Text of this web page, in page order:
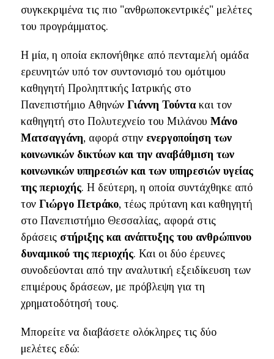
συγκεκριμένα τις πιο "ανθρωποκεντρικές" μελέτες
του προγράμματος.
Η μία, η οποία εκπονήθηκε από πενταμελή ομάδα
ερευνητών υπό τον συντονισμό του ομότιμου
καθηγητή Προληπτικής Ιατρικής στο
Πανεπιστήμιο Αθηνών Γιάννη Τούντα και τον
καθηγητή στο Πολυτεχνείο του Μιλάνου Μάνο
Ματσαγγάνη, αφορά στην ενεργοποίηση των
κοινωνικών δικτύων και την αναβάθμιση των
κοινωνικών υπηρεσιών και των υπηρεσιών υγείας
της περιοχής. Η δεύτερη, η οποία συντάχθηκε από
τον Γιώργο Πετράκο, τέως πρύτανη και καθηγητή
στο Πανεπιστήμιο Θεσσαλίας, αφορά στις
δράσεις στήριξης και ανάπτυξης του ανθρώπινου
δυναμικού της περιοχής. Και οι δύο έρευνες
συνοδεύονται από την αναλυτική εξειδίκευση των
επιμέρους δράσεων, με πρόβλεψη για τη
χρηματοδότησή τους.
Μπορείτε να διαβάσετε ολόκληρες τις δύο
μελέτες εδώ: